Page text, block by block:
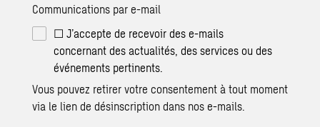
Communications par e-mail
☐ J’accepte de recevoir des e-mails
concernant des actualités, des services ou des
événements pertinents.
Vous pouvez retirer votre consentement à tout moment
via le lien de désinscription dans nos e-mails.